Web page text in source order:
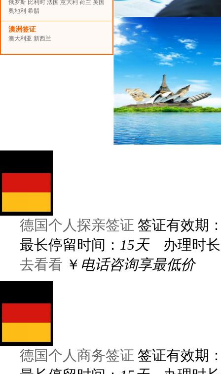
俄罗斯 比利时 法国 意大利 荷兰 英国
奥地利 希腊
澳洲签证
澳大利亚 新西兰
德国个人探亲签证 签证有效期
最长停留时间： 15天办理时长
去看看 ￥ 电话咨询享最低价
德国个人商务签证 签证有效期